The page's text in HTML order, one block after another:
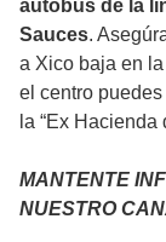
autobús de la
Sauces.
a Xico baja en
el centro
la “Ex Hacienda
MANTENTE
NUESTRO